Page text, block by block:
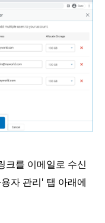
크를 이메일로 수신
자 관리' 탭 아래에